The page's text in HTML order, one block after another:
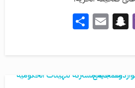
Viber
Snapchat
Email